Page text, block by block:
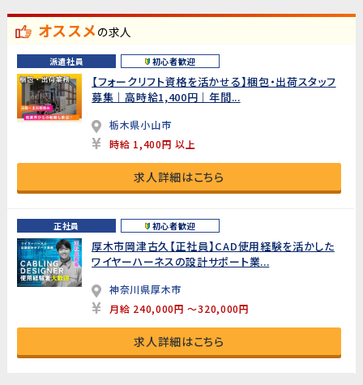
オススメの求人
派遣社員 初心者歓迎
【フォークリフト資格を活かせる】梱包・出荷スタッフ
募集｜高時給1,400円｜年間...
栃木県小山市
時給 1,400円 以上
求人詳細はこちら
正社員 初心者歓迎
厚木市岡津古久【正社員】CAD使用経験を活かした
ワイヤーハーネスの設計サポート業...
神奈川県厚木市
月給 240,000円 ～320,000円
求人詳細はこちら